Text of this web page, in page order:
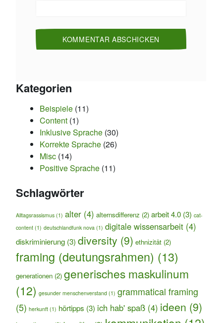
Kategorien
Beispiele (11)
Content (1)
Inklusive Sprache (30)
Korrekte Sprache (26)
Misc (14)
Positive Sprache (11)
Schlagwörter
Alltagsrassismus (1) alter (4) alternsdifferenz (2) arbeit 4.0 (3) cat-
content (1) deutschlandfunk nova (1) digitale wissensarbeit (4)
diskriminierung (3) diversity (9) ethnizität (2)
framing (deutungsrahmen) (13)
generationen (2) generisches maskulinum
(12) gesunder menschenverstand (1) grammatical framing
(5) herkunft (1) hörtipps (3) ich hab' spaß (4) ideen (9)